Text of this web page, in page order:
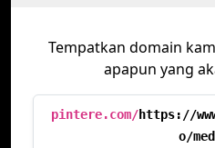
Tempatkan domain
apapun yang
pintere.com/https://
o/